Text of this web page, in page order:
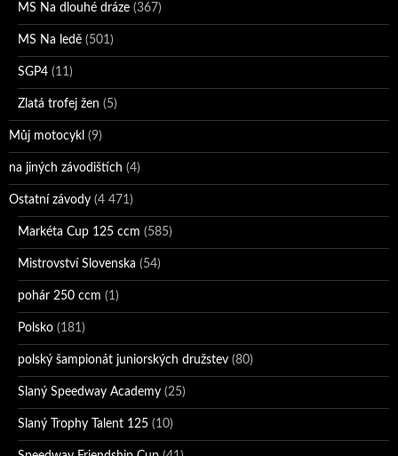
MS Na dlouhé dráze (367)
MS Na ledě (501)
SGP4 (11)
Zlatá trofej žen (5)
Můj motocykl (9)
na jiných závodištích (4)
Ostatní závody (4 471)
Markéta Cup 125 ccm (585)
Mistrovství Slovenska (54)
pohár 250 ccm (1)
Polsko (181)
polský šampionát juniorských družstev (80)
Slaný Speedway Academy (25)
Slaný Trophy Talent 125 (10)